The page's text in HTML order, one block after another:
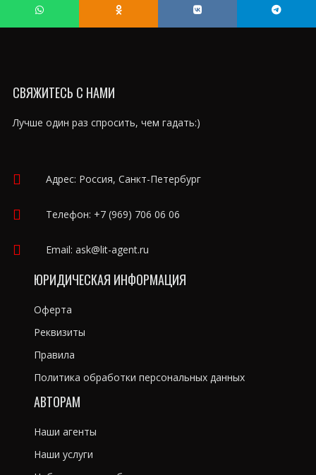
СВЯЖИТЕСЬ С НАМИ
Лучше один раз спросить, чем гадать:)
Адрес: Россия, Санкт-Петербург
Телефон: +7 (969) 706 06 06
Email: ask@lit-agent.ru
ЮРИДИЧЕСКАЯ ИНФОРМАЦИЯ
Оферта
Реквизиты
Правила
Политика обработки персональных данных
АВТОРАМ
Наши агенты
Наши услуги